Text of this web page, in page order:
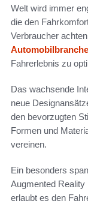
Welt wird immer
die den
Verbraucher
Automobilbranche
Fahrerlebnis zu
Das wachsende
neue
den bevorzugten
Formen und
vereinen.
Ein besonders
Augmented Reality
erlaubt es den